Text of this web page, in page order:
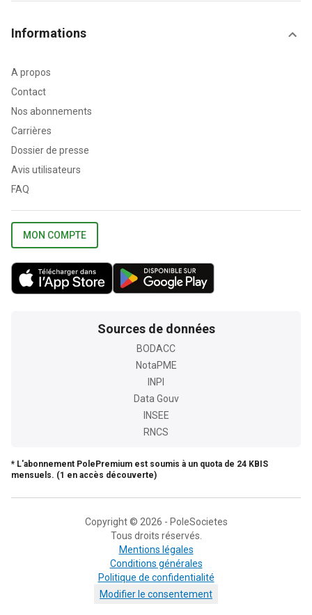
Informations
A propos
Contact
Nos abonnements
Carrières
Dossier de presse
Avis utilisateurs
FAQ
MON COMPTE
Sources de données
BODACC
NotaPME
INPI
Data Gouv
INSEE
RNCS
* L'abonnement PolePremium est soumis à un quota de 24 KBIS
mensuels. (1 en accès découverte)
Copyright © 2026 - PoleSocietes
Tous droits réservés.
Mentions légales
Conditions générales
Politique de confidentialité
Modifier le consentement